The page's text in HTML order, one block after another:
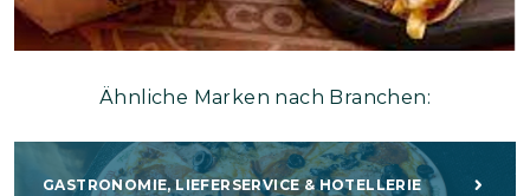
Ähnliche Marken nach Branchen:
GASTRONOMIE, LIEFERSERVICE & HOTELLERIE